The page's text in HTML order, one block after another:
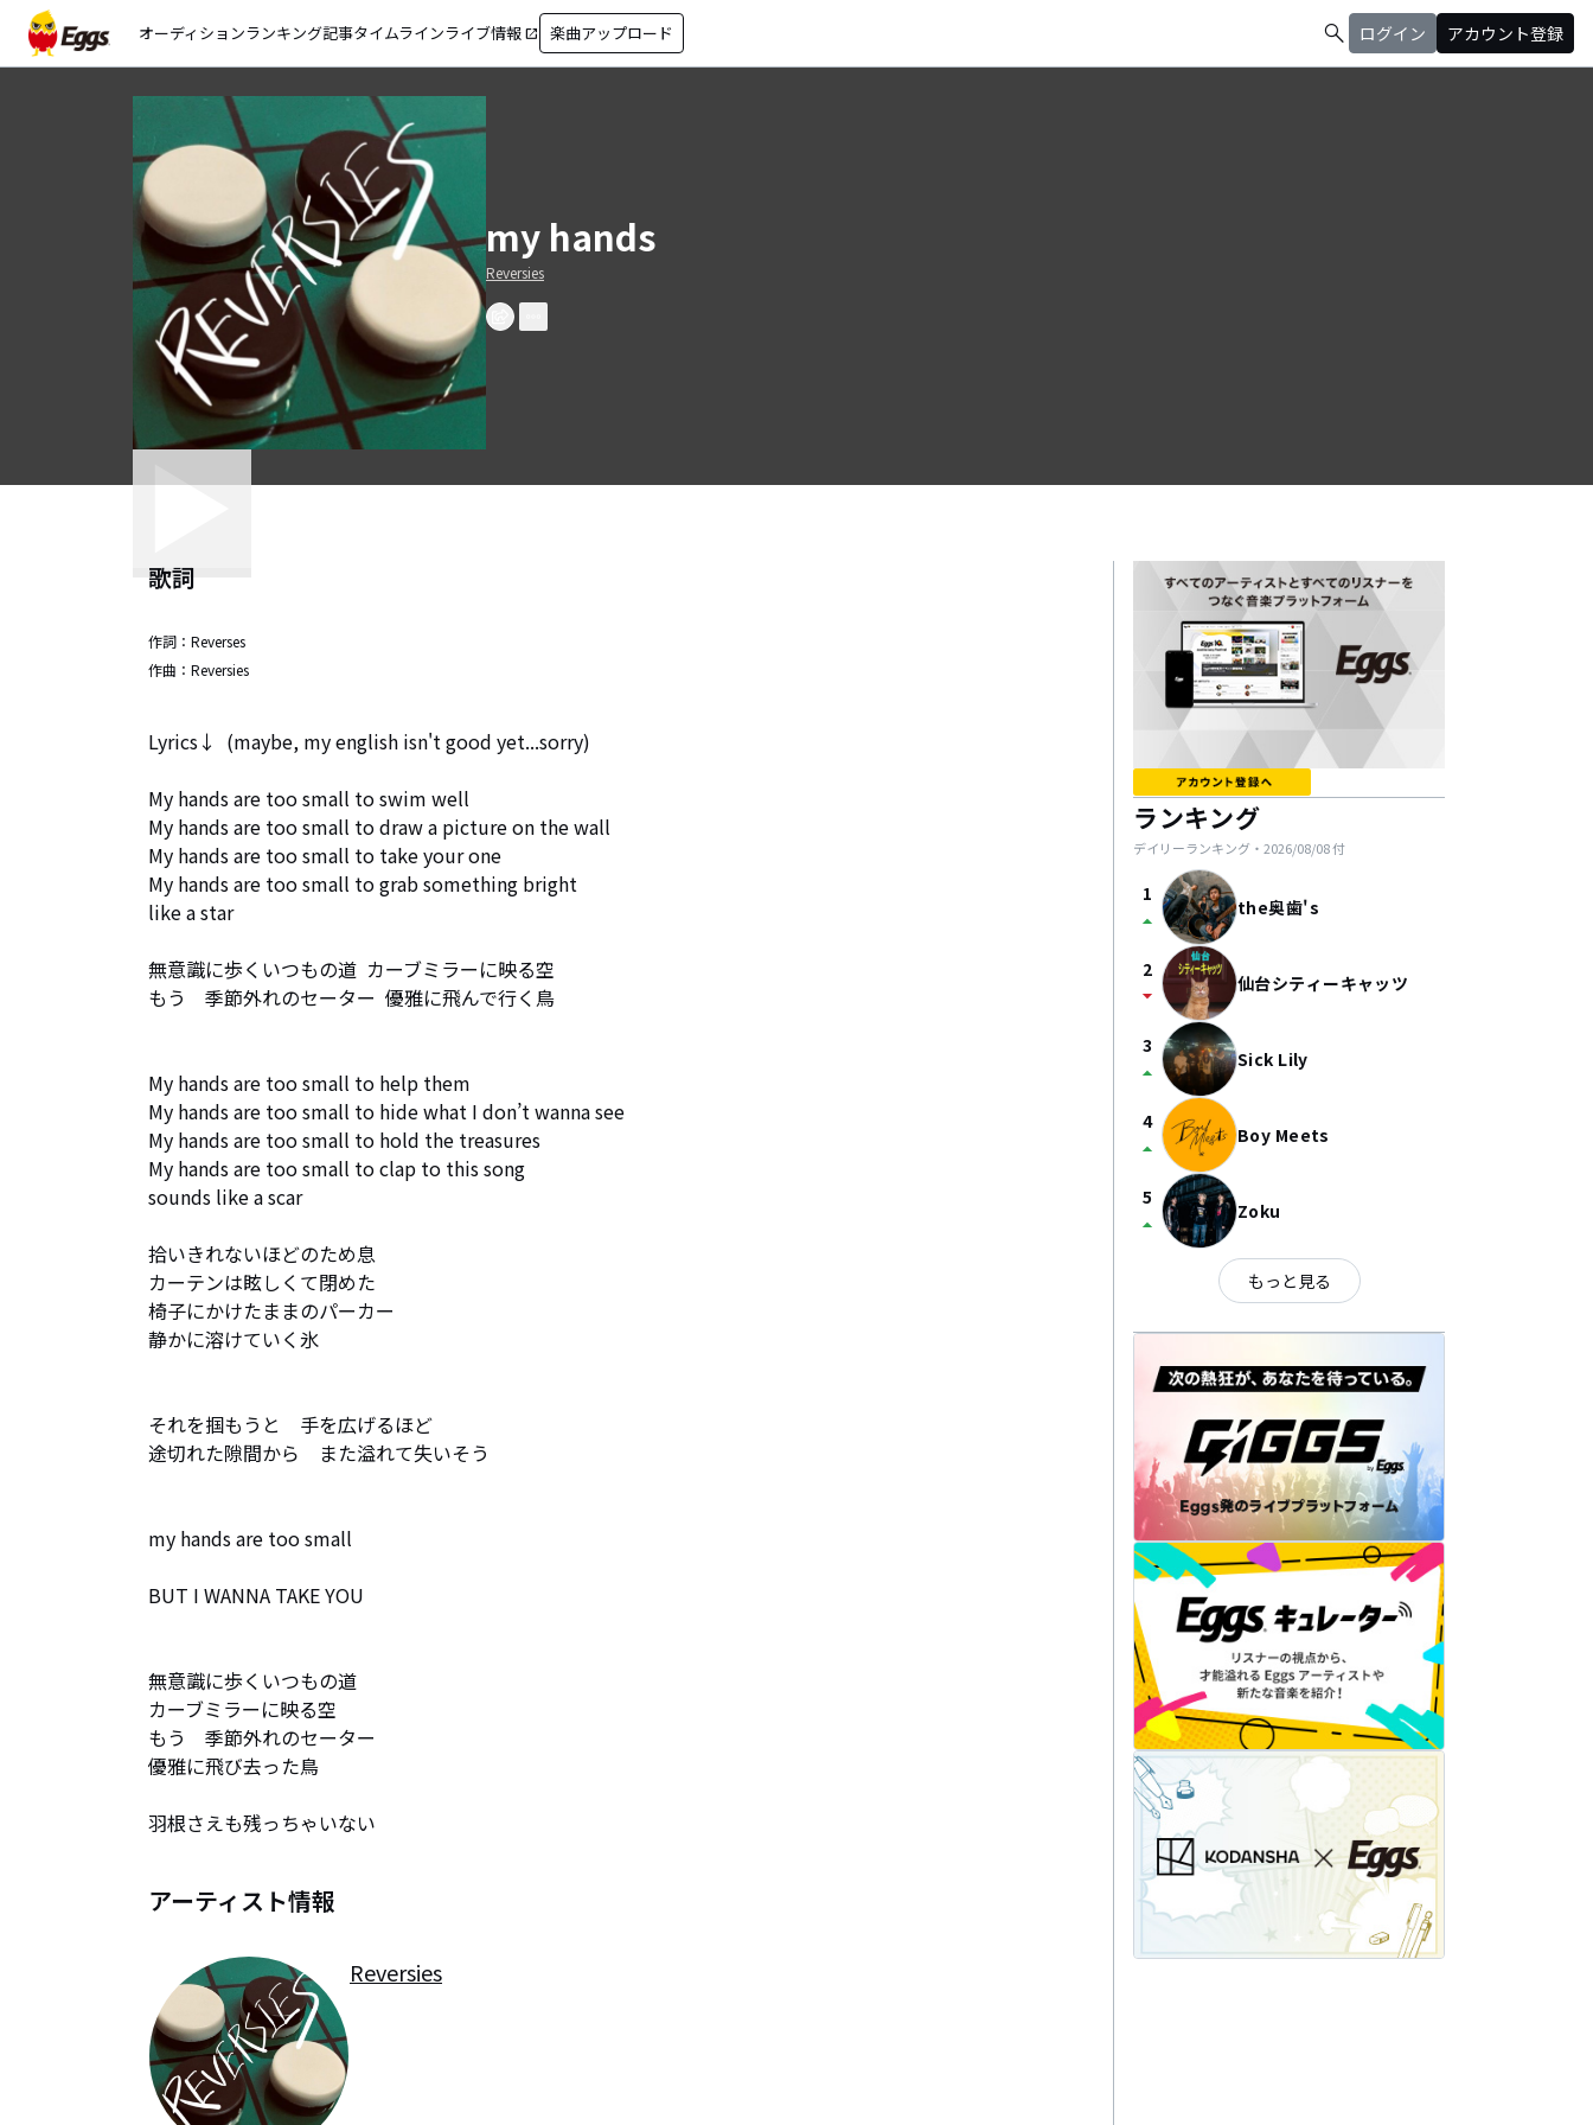
オーディションランキング記事タイムラインライブ情報 open_in_new 楽曲アップロード search ログイン アカウント登録
my hands
Reversies
歌詞
作詞： Reverses
作曲： Reversies
Lyrics↓  (maybe, my english isn't good yet...sorry)
My hands are too small to swim well
My hands are too small to draw a picture on the wall
My hands are too small to take your one
My hands are too small to grab something bright
like a star
無意識に歩くいつもの道  カーブミラーに映る空
もう　季節外れのセーター  優雅に飛んで行く鳥
My hands are too small to help them
My hands are too small to hide what I don’t wanna see
My hands are too small to hold the treasures
My hands are too small to clap to this song
sounds like a scar
拾いきれないほどのため息
カーテンは眩しくて閉めた
椅子にかけたままのパーカー
静かに溶けていく氷
それを掴もうと　手を広げるほど
途切れた隙間から　また溢れて失いそう
my hands are too small
BUT I WANNA TAKE YOU
無意識に歩くいつもの道
カーブミラーに映る空
もう　季節外れのセーター
優雅に飛び去った鳥
羽根さえも残っちゃいない
アーティスト情報
Reversies
ランキング
デイリーランキング・ 2026/08/08付
1
arrow_drop_up the奥歯's
2
arrow_drop_down 仙台シティーキャッツ
3
arrow_drop_up Sick Lily
4
arrow_drop_up Boy Meets
5
arrow_drop_up Zoku
もっと見る